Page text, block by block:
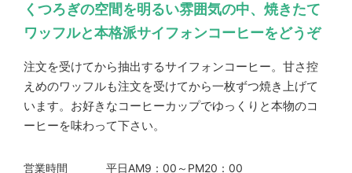
くつろぎの空間を明るい雰囲気の中、焼きたて
ワッフルと本格派サイフォンコーヒーをどうぞ
注文を受けてから抽出するサイフォンコーヒー。甘さ控
えめのワッフルも注文を受けてから一枚ずつ焼き上げて
います。お好きなコーヒーカップでゆっくりと本物のコ
ーヒーを味わって下さい。
営業時間
平日AM9：00～PM20：00